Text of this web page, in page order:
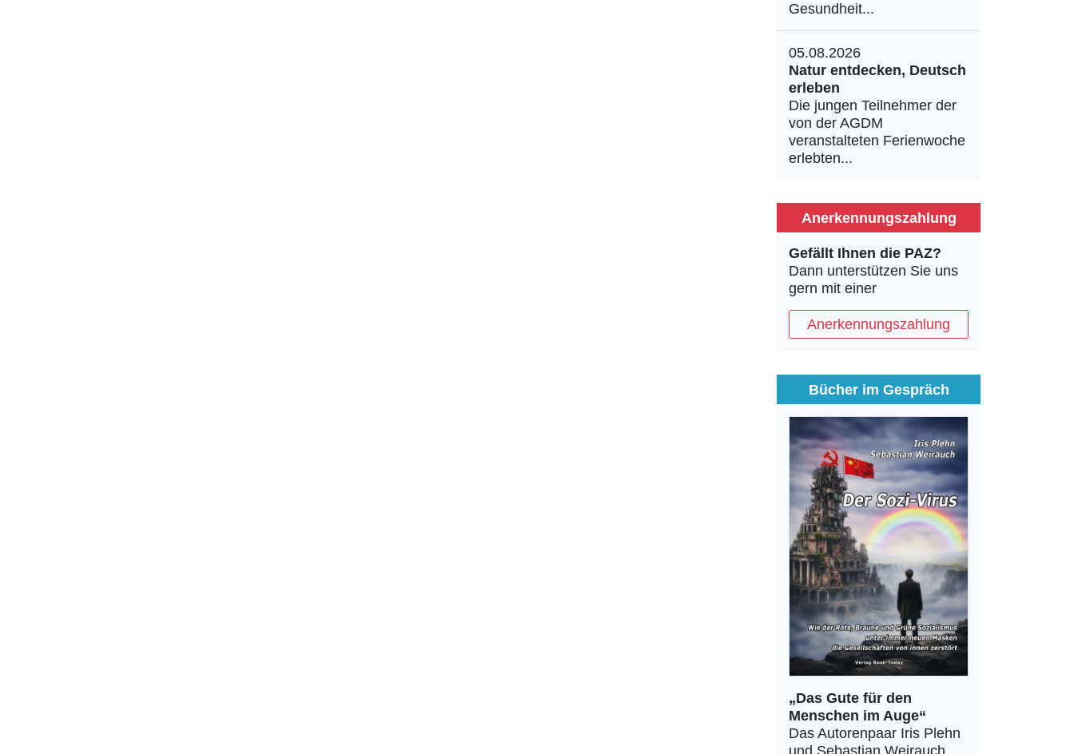
Gesundheit...
05.08.2026
Natur entdecken, Deutsch
erleben
Die jungen Teilnehmer der
von der AGDM
veranstalteten Ferienwoche
erlebten...
Anerkennungszahlung
Gefällt Ihnen die PAZ?
Dann unterstützen Sie uns
gern mit einer
Anerkennungszahlung
Bücher im Gespräch
„Das Gute für den
Menschen im Auge“
Das Autorenpaar Iris Plehn
und Sebastian Weirauch